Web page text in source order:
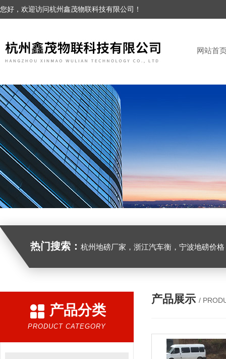
您好，欢迎访问杭州鑫茂物联科技有限公司！
网站首
热门搜索： 杭州地磅厂家，浙江汽车衡，宁波地磅价格，浙江地
产品分类
PRODUCT CATEGORY
产品展示 /